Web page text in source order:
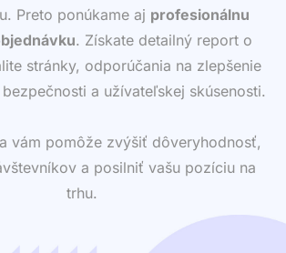
určite chcete vedieť, ako pôsobí na
Preto ponúkame aj profesionálnu
. Získate detailný report o
stránky, odporúčania na zlepšenie
bezpečnosti a užívateľskej skúsenosti.